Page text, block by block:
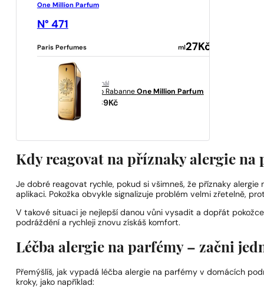
One Million Parfum
N° 471
Paris Perfumes ml27Kč
originál
Paco Rabanne One Million Parfum
3639Kč
Kdy reagovat na příznaky alergie na
Je dobré reagovat rychle, pokud si všimneš, že příznaky
aplikaci. Pokožka obvykle signalizuje problém velmi zřetelně,
V takové situaci je nejlepší danou vůni vysadit a dopřát
podráždění a rychleji znovu získáš komfort.
Léčba alergie na parfémy – začni
Přemýšlíš, jak vypadá léčba alergie na parfémy v domácích
kroky, jako například: